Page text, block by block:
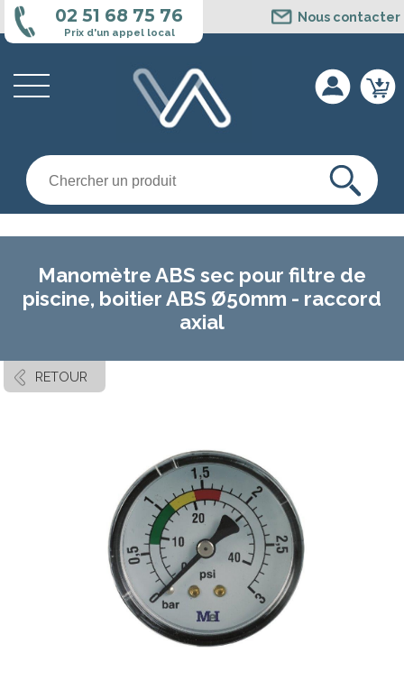
Nous contacter
02 51 68 75 76
Prix d'un appel local
Manomètre ABS sec pour filtre de
piscine, boitier ABS Ø50mm - raccord
axial
RETOUR
Cookies management panel